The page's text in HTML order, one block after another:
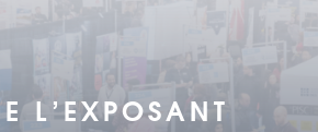
L'EXPOSANT